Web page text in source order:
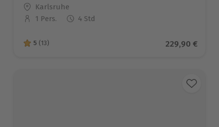
Standort
Karlsruhe
Anzahl der Teilnehmer
1 Pers. 4 Std
5 von 5 Sternen basierend auf 13 Bewertungen
5 (13) Aktueller
229,90 €